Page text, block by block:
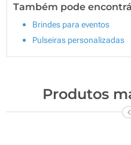
Também pode
Brindes para eventos
Pulseiras personalizadas
Produtos